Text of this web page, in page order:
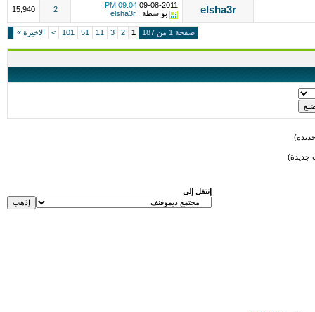
elsha3r
09-08-2011
09:04 PM
بواسطة : elsha3r
2
15,940
صفحة 1 من 187 1
2
3
11
51
101
> الاخيرة »
جديدة)
إنتقل إلى